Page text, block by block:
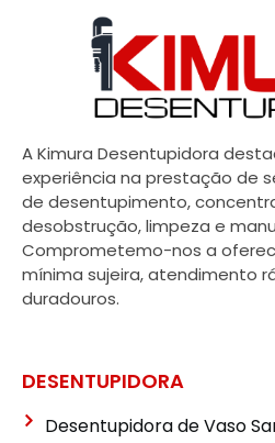
A Kimura Desentupidora
experiência na prestação de
de desentupimento,
desobstrução, limpeza e
Comprometemo-nos a
mínima sujeira, atendimento
duradouros.
DESENTUPIDORA
Desentupidora de Vaso